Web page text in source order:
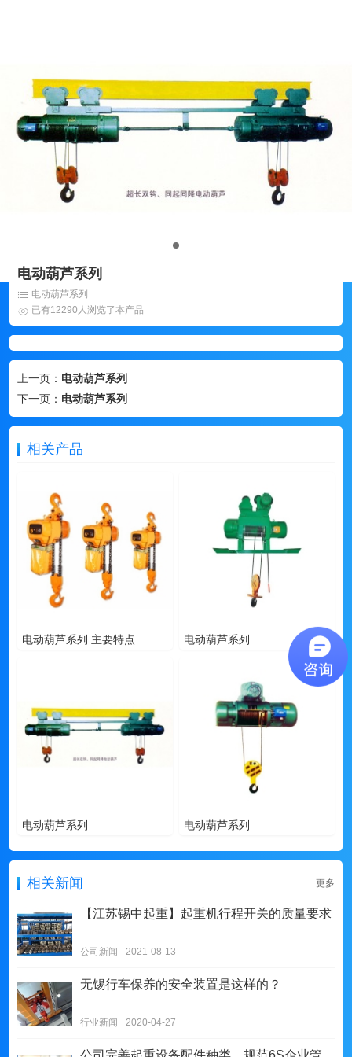
电动葫芦系列
电动葫芦系列
已有12290人浏览了本产品
上一页： 电动葫芦系列
下一页： 电动葫芦系列
相关产品
电动葫芦系列 主要特点 电动葫芦系列
电动葫芦系列 电动葫芦系列
相关新闻 更多
【江苏锡中起重】起重机行程开关的质量要求
公司新闻 2021-08-13
无锡行车保养的安全装置是这样的？
行业新闻 2020-04-27